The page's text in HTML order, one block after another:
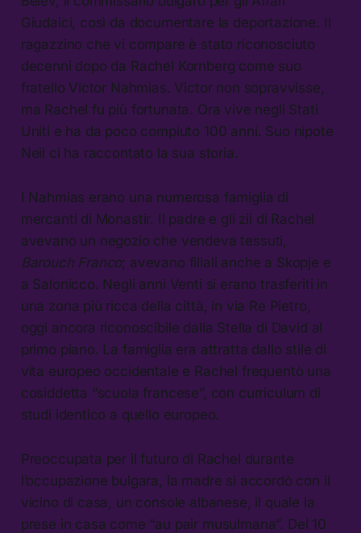
Giudaici, così da documentare la deportazione. Il
ragazzino che vi compare è stato riconosciuto
decenni dopo da Rachel Kornberg come suo
fratello Victor Nahmias. Victor non sopravvisse,
ma Rachel fu più fortunata. Ora vive negli Stati
Uniti e ha da poco compiuto 100 anni. Suo nipote
Neil ci ha raccontato la sua storia.
I Nahmias erano una numerosa famiglia di
mercanti di Monastir. Il padre e gli zii di Rachel
avevano un negozio che vendeva tessuti,
Barouch Franco; avevano filiali anche a Skopje e
a Salonicco. Negli anni Venti si erano trasferiti in
una zona più ricca della città, in via Re Pietro,
oggi ancora riconoscibile dalla Stella di David al
primo piano. La famiglia era attratta dallo stile di
vita europeo occidentale e Rachel frequentò una
cosiddetta “scuola francese”, con curriculum di
studi identico a quello europeo.
Preoccupata per il futuro di Rachel durante
l’occupazione bulgara, la madre si accordò con il
vicino di casa, un console albanese, il quale la
prese in casa come “au pair musulmana”. Del 10